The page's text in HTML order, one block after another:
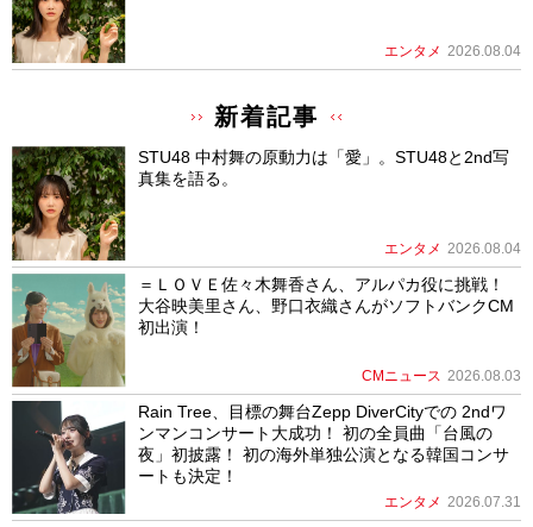
エンタメ 2026.08.04
新着記事
STU48 中村舞の原動力は「愛」。STU48と2nd写
真集を語る。
エンタメ 2026.08.04
＝ＬＯＶＥ佐々木舞香さん、アルパカ役に挑戦！
大谷映美里さん、野口衣織さんがソフトバンクCM
初出演！
CMニュース 2026.08.03
Rain Tree、目標の舞台Zepp DiverCityでの 2ndワ
ンマンコンサート大成功！ 初の全員曲「台風の
夜」初披露！ 初の海外単独公演となる韓国コンサ
ートも決定！
エンタメ 2026.07.31